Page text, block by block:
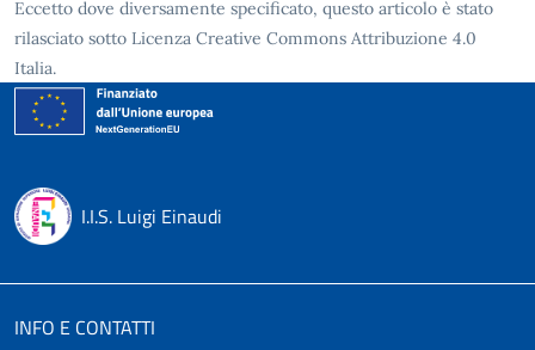
Eccetto dove diversamente specificato, questo articolo è stato
rilasciato sotto Licenza Creative Commons Attribuzione 4.0
Italia.
I.I.S. Luigi Einaudi
INFO E CONTATTI